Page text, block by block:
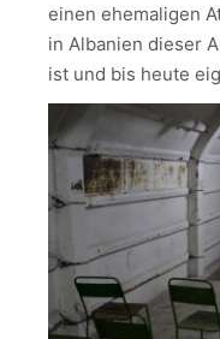
einen ehemaligen
in Albanien dieser
ist und bis heute